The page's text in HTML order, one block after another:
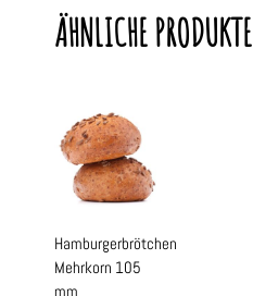
ÄHNLICHE PRODUKTE
Hamburgerbrötchen
Mehrkorn 105
mm